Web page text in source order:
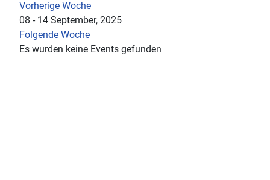
Vorherige Woche
08 - 14 September, 2025
Folgende Woche
Es wurden keine Events gefunden